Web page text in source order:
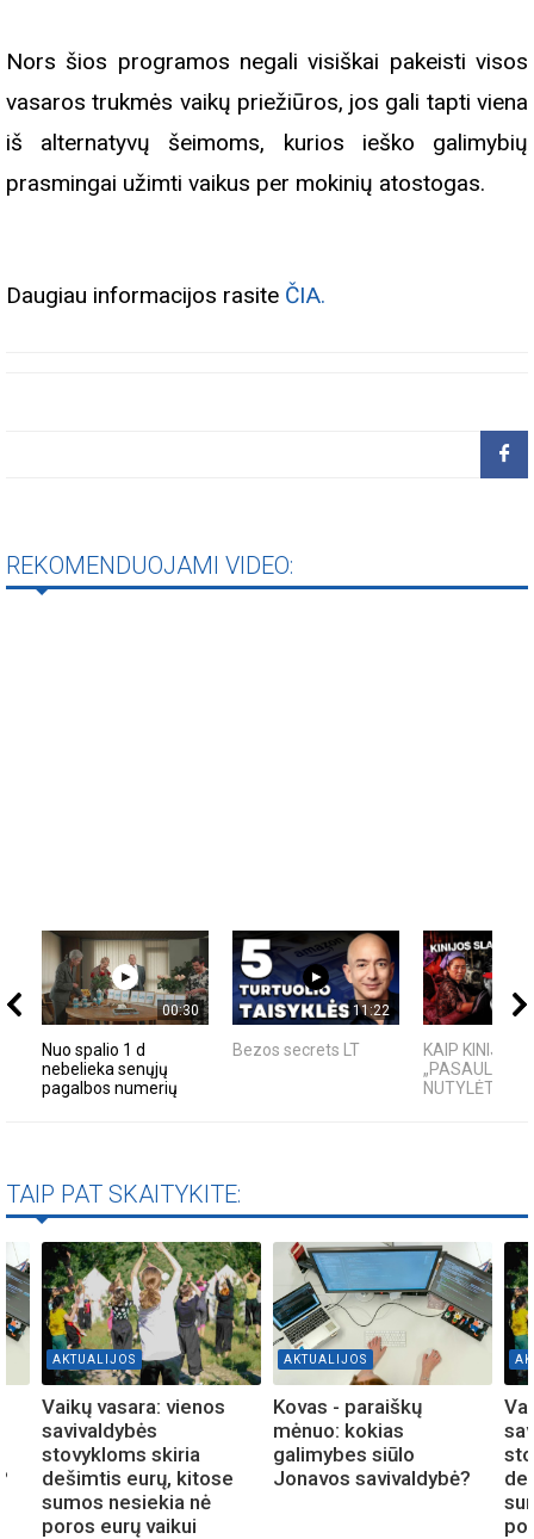
Nors šios programos negali visiškai pakeisti visos
vasaros trukmės vaikų priežiūros, jos gali tapti viena
iš alternatyvų šeimoms, kurios ieško galimybių
prasmingai užimti vaikus per mokinių atostogas.
Daugiau informacijos rasite ČIA.
REKOMENDUOJAMI VIDEO:
00:30
Nuo spalio 1 d
nebelieka senųjų
pagalbos numerių
11:22
Bezos secrets LT
KAIP KINIJA
„PASAULIO
NUTYLĖTA
TAIP PAT SKAITYKITE:
AKTUALIJOS
Vaikų vasara: vienos
savivaldybės
stovykloms skiria
dešimtis eurų, kitose
sumos nesiekia nė
poros eurų vaikui
AKTUALIJOS
Kovas - paraiškų
mėnuo: kokias
galimybes siūlo
Jonavos savivaldybė?